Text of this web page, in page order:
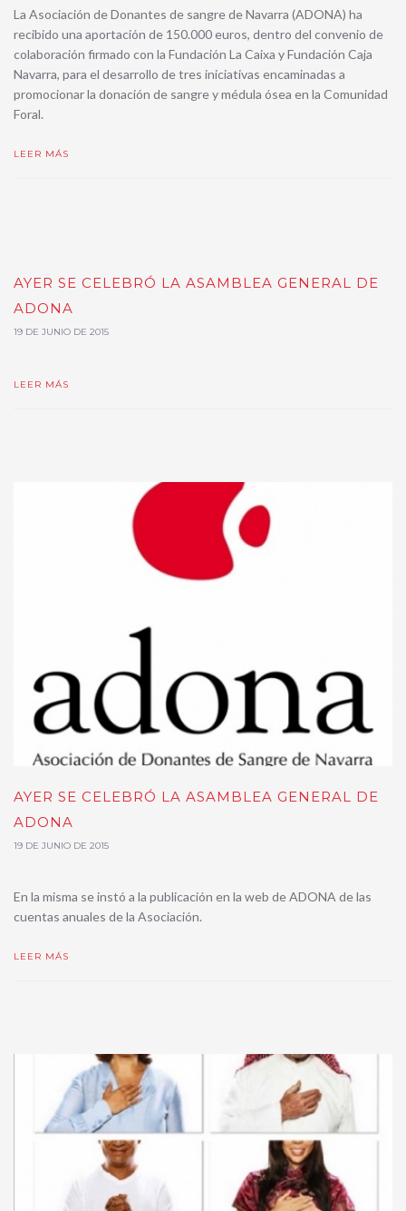
La Asociación de Donantes de sangre de Navarra (ADONA) ha
recibido una aportación de 150.000 euros, dentro del convenio de
colaboración firmado con la Fundación La Caixa y Fundación Caja
Navarra, para el desarrollo de tres iniciativas encaminadas a
promocionar la donación de sangre y médula ósea en la Comunidad
Foral.
LEER MÁS
AYER SE CELEBRÓ LA ASAMBLEA GENERAL DE
ADONA
19 DE JUNIO DE 2015
LEER MÁS
AYER SE CELEBRÓ LA ASAMBLEA GENERAL DE
ADONA
19 DE JUNIO DE 2015
En la misma se instó a la publicación en la web de ADONA de las
cuentas anuales de la Asociación.
LEER MÁS